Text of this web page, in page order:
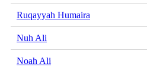
Ruqayyah Humaira
Nuh Ali
Noah Ali